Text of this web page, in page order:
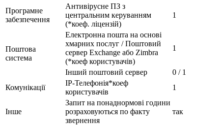
Програмне
забезпечення
Антивірусне ПЗ з
центральним керуванням
(*коеф. ліцензій)
1
Поштова
система
Електронна пошта на основі
хмарних послуг / Поштовий
сервер Exchange або Zimbra
(*коеф користувачів)
1
Інший поштовий сервер
0 / 1
Комунікації
IP-Телефонія*коеф
користувачів
1
Інше
Запит на понаднормові години
розраховуються по факту
звернення
так